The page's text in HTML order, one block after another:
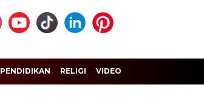
PENDIDIKAN RELIGI VIDEO